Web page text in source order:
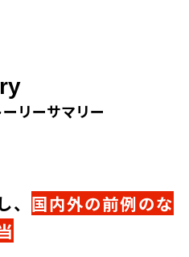
リーサマリー
国内外の前例のな